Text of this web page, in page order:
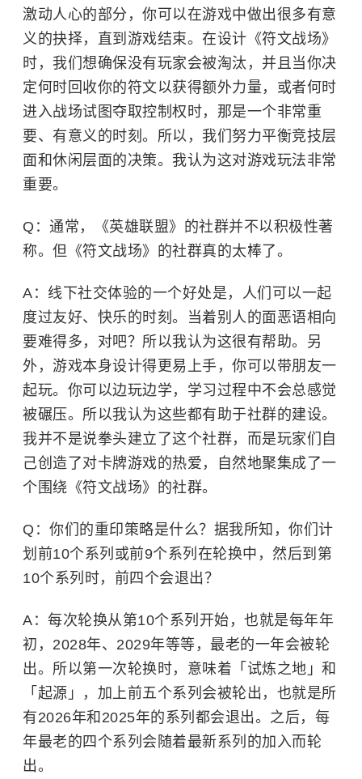
激动人心的部分，你可以在游戏中做出很多有意
义的抉择，直到游戏结束。在设计《符文战场》
时，我们想确保没有玩家会被淘汰，并且当你决
定何时回收你的符文以获得额外力量，或者何时
进入战场试图夺取控制权时，那是一个非常重
要、有意义的时刻。所以，我们努力平衡竞技层
面和休闲层面的决策。我认为这对游戏玩法非常
重要。
Q：通常，《英雄联盟》的社群并不以积极性著
称。但《符文战场》的社群真的太棒了。
A： 线下社交体验的一个好处是，人们可以一起
度过友好、快乐的时刻。当着别人的面恶语相向
要难得多，对吧？所以我认为这很有帮助。另
外，游戏本身设计得更易上手，你可以带朋友一
起玩。你可以边玩边学，学习过程中不会总感觉
被碾压。所以我认为这些都有助于社群的建设。
我并不是说拳头建立了这个社群，而是玩家们自
己创造了对卡牌游戏的热爱，自然地聚集成了一
个围绕《符文战场》的社群。
Q：你们的重印策略是什么？据我所知，你们计
划前10个系列或前9个系列在轮换中，然后到第
10个系列时，前四个会退出？
A： 每次轮换从第10个系列开始，也就是每年年
初，2028年、2029年等等，最老的一年会被轮
出。所以第一次轮换时，意味着「试炼之地」和
「起源」，加上前五个系列会被轮出，也就是所
有2026年和2025年的系列都会退出。之后，每
年最老的四个系列会随着最新系列的加入而轮
出。